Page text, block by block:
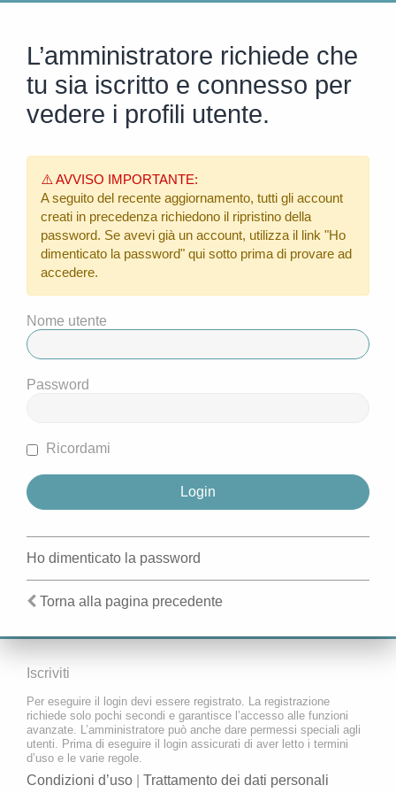
L’amministratore richiede che
tu sia iscritto e connesso per
vedere i profili utente.
⚠️ AVVISO IMPORTANTE:
A seguito del recente aggiornamento, tutti gli account
creati in precedenza richiedono il ripristino della
password. Se avevi già un account, utilizza il link "Ho
dimenticato la password" qui sotto prima di provare ad
accedere.
Nome utente
Password
Ricordami
Ho dimenticato la password
Torna alla pagina precedente
Iscriviti
Per eseguire il login devi essere registrato. La registrazione
richiede solo pochi secondi e garantisce l’accesso alle funzioni
avanzate. L’amministratore può anche dare permessi speciali agli
utenti. Prima di eseguire il login assicurati di aver letto i termini
d’uso e le varie regole.
Condizioni d’uso Trattamento dei dati personali